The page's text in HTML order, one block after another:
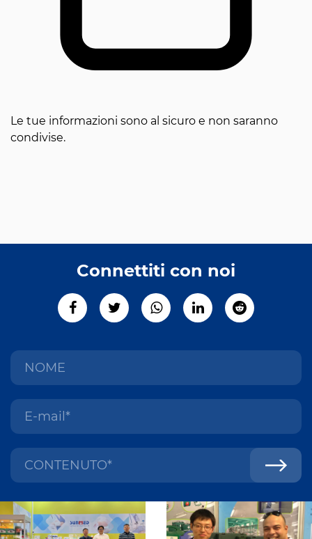
Le tue informazioni sono al sicuro e non saranno
condivise.
Connettiti con noi